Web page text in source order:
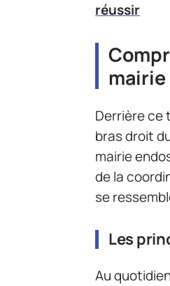
réussir
mairie
Derrière ce
bras droit
mairie
de la
se
Les
Au